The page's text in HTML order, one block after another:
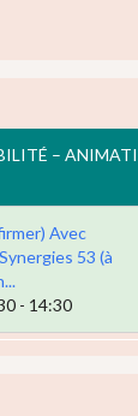
–
Avec
53 (à
- 14:30